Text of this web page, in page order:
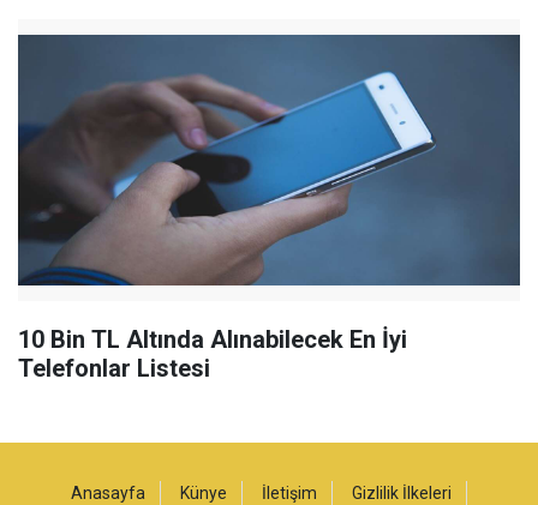
10 Bin TL Altında Alınabilecek En İyi
Telefonlar Listesi
Anasayfa Künye İletişim Gizlilik İlkeleri